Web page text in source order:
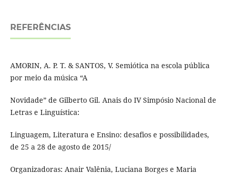
REFERÊNCIAS
AMORIN, A. P. T. & SANTOS, V. Semiótica na escola pública
por meio da música “A
Novidade” de Gilberto Gil. Anais do IV Simpósio Nacional de
Letras e Linguística:
Linguagem, Literatura e Ensino: desafios e possibilidades,
de 25 a 28 de agosto de 2015/
Organizadoras: Anair Valênia, Luciana Borges e Maria